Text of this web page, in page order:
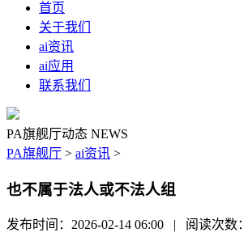
首页
关于我们
ai资讯
ai应用
联系我们
PA旗舰厅动态 NEWS
PA旗舰厅 > ai资讯 >
也不属于法人或不法人组
发布时间：2026-02-14 06:00 | 阅读次数：